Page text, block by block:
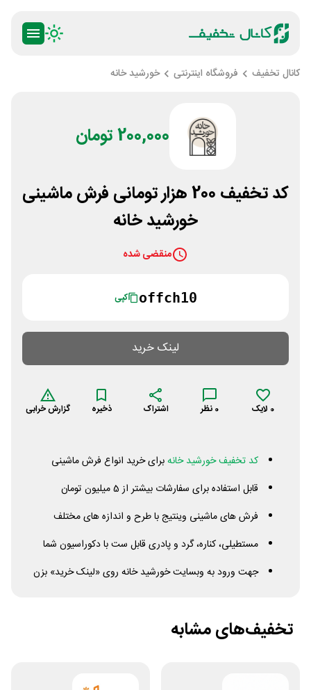
کانال تخفیف فروشگاه اینترنتی خورشید خانه
200,000 تومان
کد تخفیف 200 هزار تومانی فرش ماشینی
خورشید خانه
منقضی شده
offch10 کپی
لینک خرید
0 لایک 0 نظر اشتراک ذخیره گزارش خرابی
کد تخفیف خورشید خانهبرای خرید انواع فرش ماشینی
قابل استفاده برای سفارشات بیشتر از 5 میلیون تومان
فرش های ماشینی وینتیج با طرح و اندازه های مختلف
مستطیلی، کناره، گرد و پادری قابل ست با دکوراسیون شما
جهت ورود به وبسایت خورشید خانه روی «لینک خرید» بزن
تخفیف‌های مشابه